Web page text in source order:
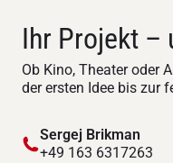
Ihr Projekt –
Ob Kino, Theater oder
der ersten Idee bis zur
Sergej Brikman
+49 163 6317263